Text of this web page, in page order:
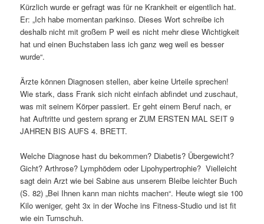
Kürzlich wurde er gefragt was für ne Krankheit er eigentlich hat.
Er: „Ich habe momentan parkinso. Dieses Wort schreibe ich
deshalb nicht mit großem P weil es nicht mehr diese Wichtigkeit
hat und einen Buchstaben lass ich ganz weg weil es besser
wurde“.
Ärzte können Diagnosen stellen, aber keine Urteile sprechen!
Wie stark, dass Frank sich nicht einfach abfindet und zuschaut,
was mit seinem Körper passiert. Er geht einem Beruf nach, er
hat Auftritte und gestern sprang er ZUM ERSTEN MAL SEIT 9
JAHREN BIS AUFS 4. BRETT.
Welche Diagnose hast du bekommen? Diabetis? Übergewicht?
Gicht? Arthrose? Lymphödem oder Lipohypertrophie? Vielleicht
sagt dein Arzt wie bei Sabine aus unserem Bleibe leichter Buch
(S. 82) „Bei Ihnen kann man nichts machen“. Heute wiegt sie 100
Kilo weniger, geht 3x in der Woche ins Fitness-Studio und ist fit
wie ein Turnschuh.